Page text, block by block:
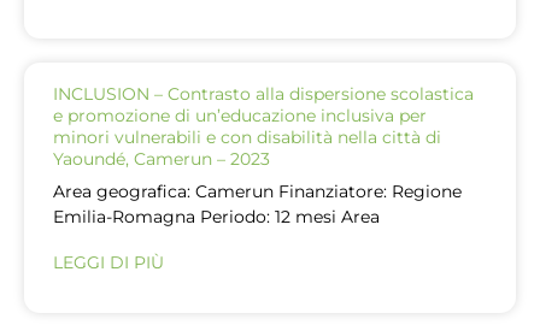
INCLUSION – Contrasto alla dispersione scolastica
e promozione di un’educazione inclusiva per
minori vulnerabili e con disabilità nella città di
Yaoundé, Camerun – 2023
Area geografica: Camerun Finanziatore: Regione
Emilia-Romagna Periodo: 12 mesi Area
LEGGI DI PIÙ